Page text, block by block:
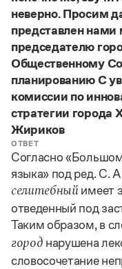
неверно. Просим
представлен нами
председателю
Общественному
планированию С
комиссии по
стратегии города
Жириков
ОТВЕТ
Согласно
языка» под ред. С.
селитебныйимеет
отведенный под
Таким образом, в
город нарушена
словосочетание